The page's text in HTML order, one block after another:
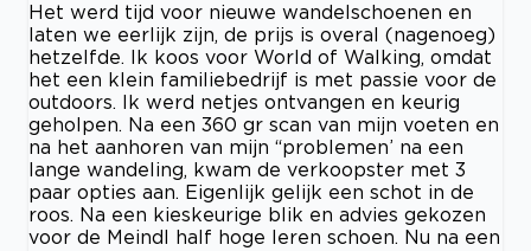
Het werd tijd voor nieuwe wandelschoenen en
laten we eerlijk zijn, de prijs is overal (nagenoeg)
hetzelfde. Ik koos voor World of Walking, omdat
het een klein familiebedrijf is met passie voor de
outdoors. Ik werd netjes ontvangen en keurig
geholpen. Na een 360 gr scan van mijn voeten en
na het aanhoren van mijn “problemen’ na een
lange wandeling, kwam de verkoopster met 3
paar opties aan. Eigenlijk gelijk een schot in de
roos. Na een kieskeurige blik en advies gekozen
voor de Meindl half hoge leren schoen. Nu na een